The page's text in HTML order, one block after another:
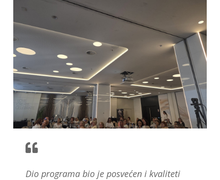
Dio programa bio je posvećen i kvaliteti